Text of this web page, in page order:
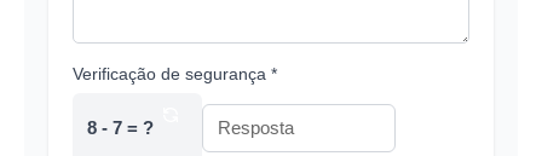
Verificação de segurança *
8 - 7 = ?